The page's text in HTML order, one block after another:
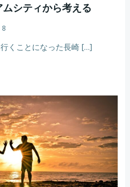
ムシティから考える
8
くことになった長崎 […]